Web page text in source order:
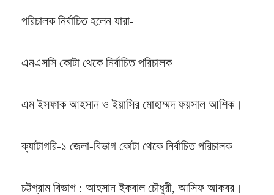
পরিচালক নির্বাচিত হলেন যারা-
এনএসসি কোটা থেকে নির্বাচিত পরিচালক
এম ইসফাক আহসান ও ইয়াসির মোহাম্মদ ফয়সাল আশিক।
ক্যাটাগরি-১ জেলা-বিভাগ কোটা থেকে নির্বাচিত পরিচালক
চট্টগ্রাম বিভাগ : আহসান ইকবাল চৌধুরী, আসিফ আকবর।